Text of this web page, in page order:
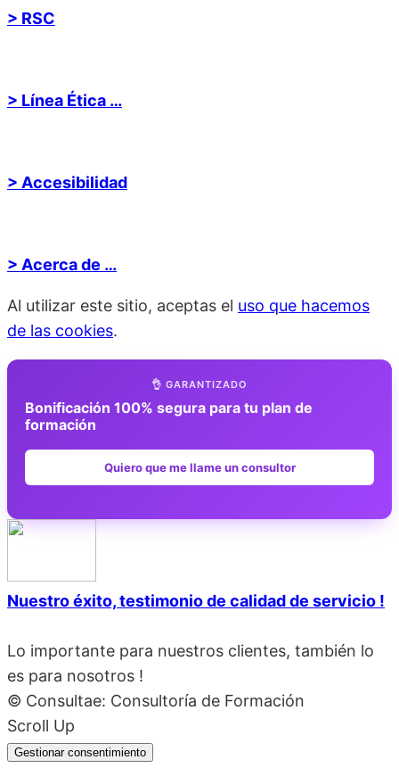
> RSC
> Línea Ética …
> Accesibilidad
> Acerca de …
Al utilizar este sitio, aceptas el uso que hacemos
de las cookies.
👌 GARANTIZADO
Bonificación 100% segura para tu plan de
formación
Quiero que me llame un consultor
Nuestro éxito, testimonio de calidad de servicio !
Lo importante para nuestros clientes, también lo
es para nosotros !
© Consultae: Consultoría de Formación
Scroll Up
Gestionar consentimiento